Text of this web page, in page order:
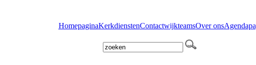
HomepaginaKerkdienstenContactwijkteamsOver ons